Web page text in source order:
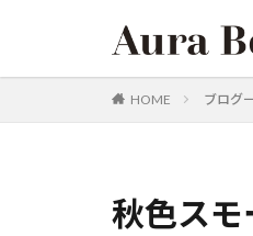
HOME ブログ
秋色スモ